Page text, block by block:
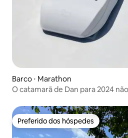
Barco ⋅ Marathon
O catamarã de Dan para 2024
Preferido dos hóspedes
Preferido dos hóspedes